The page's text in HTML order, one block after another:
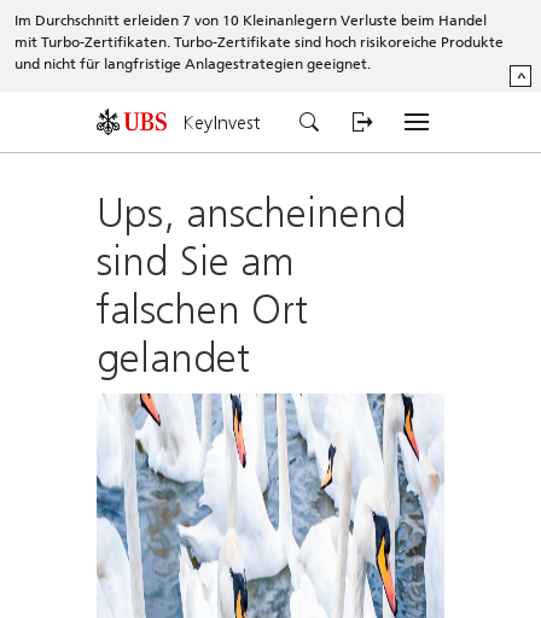
Im Durchschnitt erleiden 7 von 10 Kleinanlegern Verluste beim Handel
mit Turbo-Zertifikaten. Turbo-Zertifikate sind hoch risikoreiche Produkte
und nicht für langfristige Anlagestrategien geeignet.
^
KeyInvest
Ups, anscheinend
sind Sie am
falschen Ort
gelandet